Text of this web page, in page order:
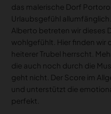
das malerische Dorf
Urlaubsgefühl
Alberto betreten wir dieses
wohlgefühlt. Hier finden wir
heiterer Trubel herrscht.
die auch noch durch die
geht nicht. Der Score im
und unterstützt die
perfekt.